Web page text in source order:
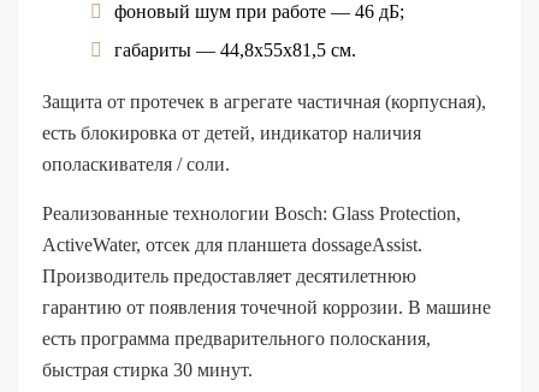
фоновый шум при работе — 46 дБ;
габариты — 44,8х55х81,5 см.
Защита от протечек в агрегате частичная (корпусная),
есть блокировка от детей, индикатор наличия
ополаскивателя / соли.
Реализованные технологии Bosch: Glass Protection,
ActiveWater, отсек для планшета dossageAssist.
Производитель предоставляет десятилетнюю
гарантию от появления точечной коррозии. В машине
есть программа предварительного полоскания,
быстрая стирка 30 минут.